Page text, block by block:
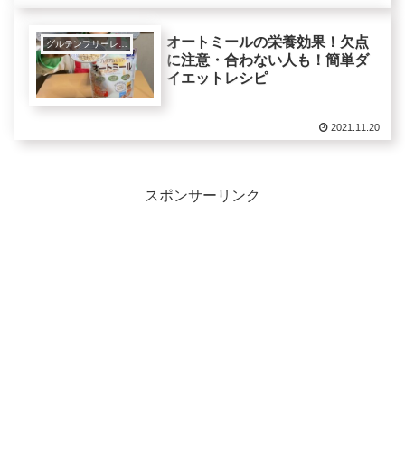
オートミールの栄養効果！欠点
に注意・合わない人も！簡単ダ
イエットレシピ
2021.11.20
スポンサーリンク